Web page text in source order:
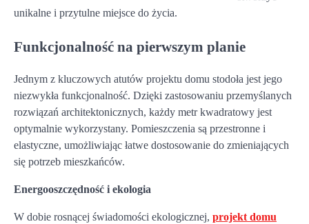
unikalne i przytulne miejsce do życia.
Funkcjonalność na pierwszym planie
Jednym z kluczowych atutów projektu domu stodoła jest jego
niezwykła funkcjonalność. Dzięki zastosowaniu przemyślanych
rozwiązań architektonicznych, każdy metr kwadratowy jest
optymalnie wykorzystany. Pomieszczenia są przestronne i
elastyczne, umożliwiając łatwe dostosowanie do zmieniających
się potrzeb mieszkańców.
Energooszczędność i ekologia
W dobie rosnącej świadomości ekologicznej, projekt domu